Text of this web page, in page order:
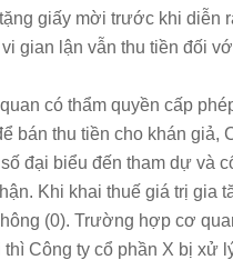
giấy mời trước khi diễn
gian lận vẫn thu tiền đối
có thẩm quyền cấp
bán thu tiền cho khán giả,
đại biểu đến tham dự và
Khi khai thuế giá trị gia
(0). Trường hợp cơ
Công ty cổ phần X bị xử